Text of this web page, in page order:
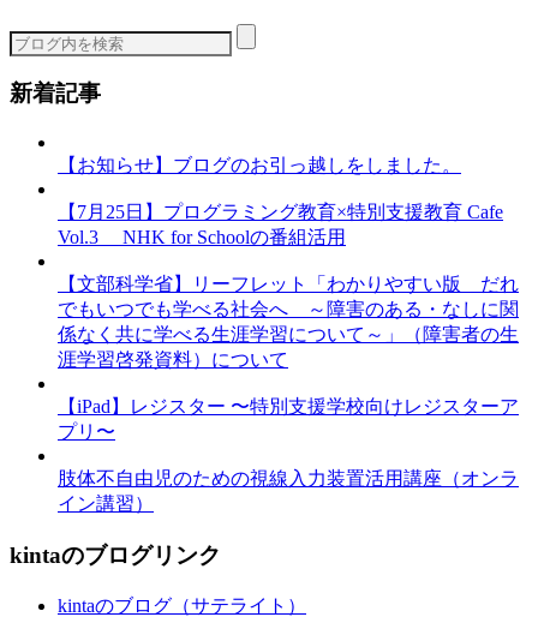
ー
新着記事
【お知らせ】ブログのお引っ越しをしました。
【7月25日】プログラミング教育×特別支援教育 Cafe
Vol.3 NHK for Schoolの番組活用
【文部科学省】リーフレット「わかりやすい版 だれ
でもいつでも学べる社会へ ～障害のある・なしに関
係なく共に学べる生涯学習について～」（障害者の生
涯学習啓発資料）について
【iPad】レジスター 〜特別支援学校向けレジスターア
プリ〜
肢体不自由児のための視線入力装置活用講座（オンラ
イン講習）
kintaのブログリンク
kintaのブログ（サテライト）